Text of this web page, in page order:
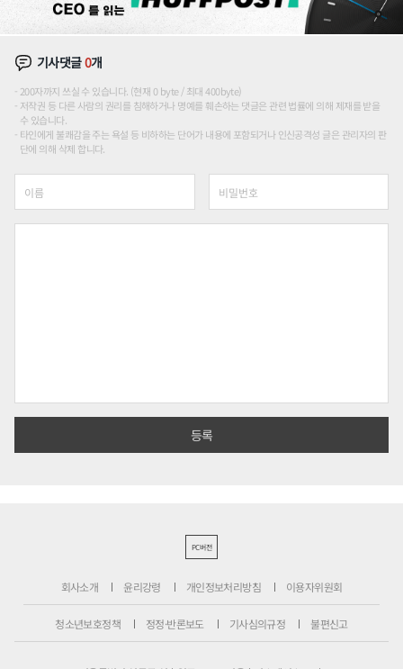
기사댓글0개
200자까지 쓰실 수 있습니다. (현재 0 byte / 최대 400byte)
저작권 등 다른 사람의 권리를 침해하거나 명예를 훼손하는 댓글은 관련 법률에 의해 제재를 받을
수 있습니다.
타인에게 불쾌감을 주는 욕설 등 비하하는 단어가 내용에 포함되거나 인신공격성 글은 관리자의 판
단에 의해 삭제 합니다.
PC버전
회사소개 윤리강령 개인정보처리방침 이용자위원회
청소년보호정책 정정·반론보도 기사심의규정 불편신고